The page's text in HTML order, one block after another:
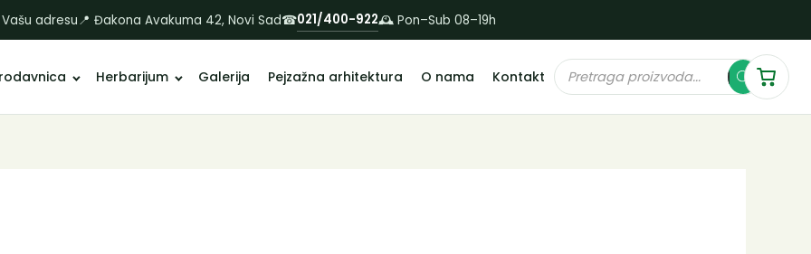
adresu📍 Đakona Avakuma 42, Novi Sad☎021/400-922🕰 Pon–Sub 08–19h
Herbarijum Galerija Pejzažna arhitektura O nama Kontakt
Products
search